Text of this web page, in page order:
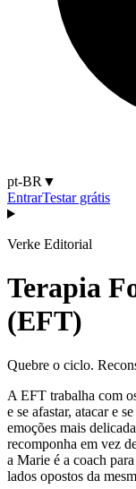
pt-BR ▼
EntrarTestar grátis
Verke Editorial
Terapia
(EFT)
Quebre o ciclo.
A EFT trabalha com
e se afastar, atacar e
emoções mais
recomponha em vez
a Marie é a coach
lados opostos da